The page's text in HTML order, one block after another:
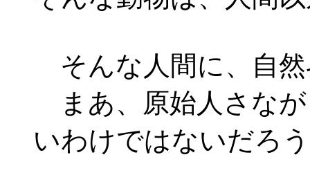
そんな人間に、自
まあ、原始人さなが
いわけではないだろ